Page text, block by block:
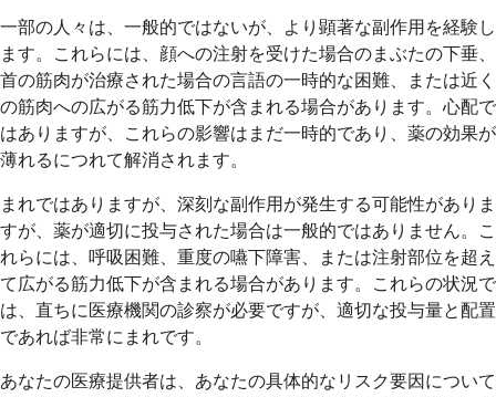
一部の人々は、一般的ではないが、より顕著な副作用を経験し
ます。これらには、顔への注射を受けた場合のまぶたの下垂、
首の筋肉が治療された場合の言語の一時的な困難、または近く
の筋肉への広がる筋力低下が含まれる場合があります。心配で
はありますが、これらの影響はまだ一時的であり、薬の効果が
薄れるにつれて解消されます。
まれではありますが、深刻な副作用が発生する可能性がありま
すが、薬が適切に投与された場合は一般的ではありません。こ
れらには、呼吸困難、重度の嚥下障害、または注射部位を超え
て広がる筋力低下が含まれる場合があります。これらの状況で
は、直ちに医療機関の診察が必要ですが、適切な投与量と配置
であれば非常にまれです。
あなたの医療提供者は、あなたの具体的なリスク要因について